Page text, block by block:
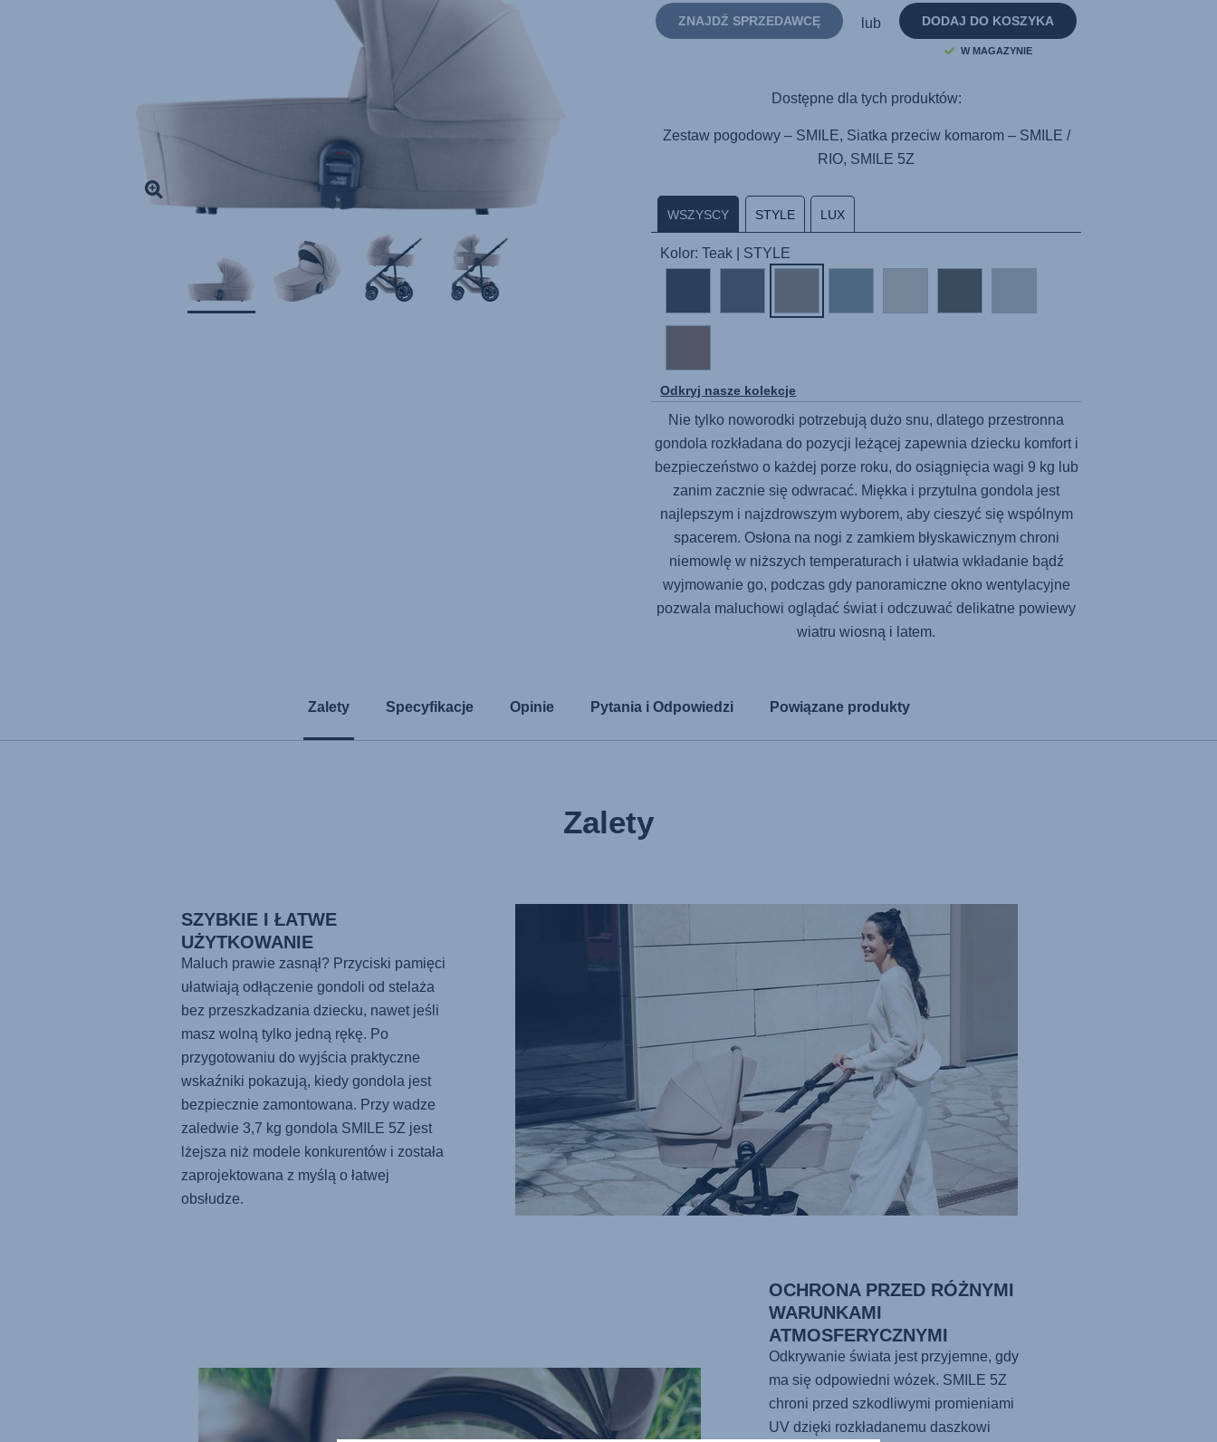
strony.
DODAJ DO KOSZYKA
W MAGAZYNIE
lub
ZNAJDŹ SPRZEDAWCĘ
Dostępne dla tych produktów:
Zestaw pogodowy – SMILE, Siatka przeciw komarom – SMILE /
RIO, SMILE 5Z
WSZYSCY STYLE LUX
Kolor: Teak | STYLE
Odkryj nasze kolekcje
Nie tylko noworodki potrzebują dużo snu, dlatego przestronna
gondola rozkładana do pozycji leżącej zapewnia dziecku komfort i
bezpieczeństwo o każdej porze roku, do osiągnięcia wagi 9 kg lub
zanim zacznie się odwracać. Miękka i przytulna gondola jest
najlepszym i najzdrowszym wyborem, aby cieszyć się wspólnym
spacerem. Osłona na nogi z zamkiem błyskawicznym chroni
niemowlę w niższych temperaturach i ułatwia wkładanie bądź
wyjmowanie go, podczas gdy panoramiczne okno wentylacyjne
pozwala maluchowi oglądać świat i odczuwać delikatne powiewy
wiatru wiosną i latem.
Zalety Specyfikacje Opinie Pytania i Odpowiedzi Powiązane produkty
Zalety
SZYBKIE I ŁATWE
UŻYTKOWANIE
Maluch prawie zasnął? Przyciski pamięci
ułatwiają odłączenie gondoli od stelaża
bez przeszkadzania dziecku, nawet jeśli
masz wolną tylko jedną rękę. Po
przygotowaniu do wyjścia praktyczne
wskaźniki pokazują, kiedy gondola jest
bezpiecznie zamontowana. Przy wadze
zaledwie 3,7 kg gondola SMILE 5Z jest
lżejsza niż modele konkurentów i została
zaprojektowana z myślą o łatwej
obsłudze.
OCHRONA PRZED RÓŻNYMI
WARUNKAMI
ATMOSFERYCZNYMI
Odkrywanie świata jest przyjemne, gdy
ma się odpowiedni wózek. SMILE 5Z
chroni przed szkodliwymi promieniami
UV dzięki rozkładanemu daszkowi